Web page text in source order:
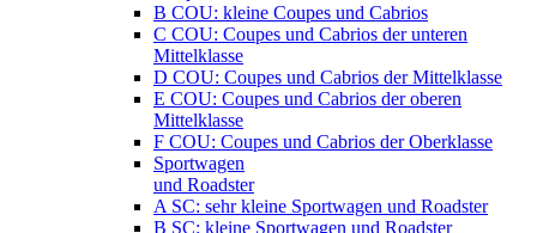
B COU: kleine Coupes und Cabrios
C COU: Coupes und Cabrios der unteren
Mittelklasse
D COU: Coupes und Cabrios der Mittelklasse
E COU: Coupes und Cabrios der oberen
Mittelklasse
F COU: Coupes und Cabrios der Oberklasse
Sportwagen
und Roadster
A SC: sehr kleine Sportwagen und Roadster
B SC: kleine Sportwagen und Roadster